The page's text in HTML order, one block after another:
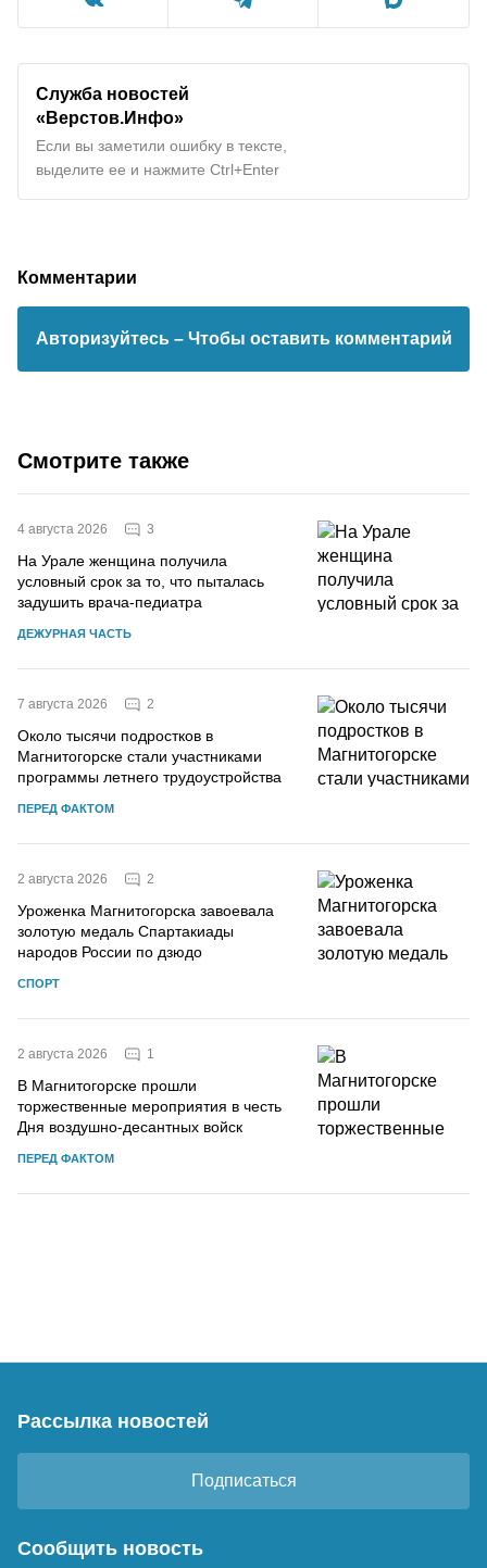
Служба новостей
«Верстов.Инфо»
Если вы заметили ошибку в тексте,
выделите ее и нажмите Ctrl+Enter
Комментарии
Авторизуйтесь – Чтобы оставить комментарий
Смотрите также
4 августа 2026 3
На Урале женщина получила
условный срок за то, что пыталась
задушить врача-педиатра
ДЕЖУРНАЯ ЧАСТЬ
7 августа 2026 2
Около тысячи подростков в
Магнитогорске стали участниками
программы летнего трудоустройства
ПЕРЕД ФАКТОМ
2 августа 2026 2
Уроженка Магнитогорска завоевала
золотую медаль Спартакиады
народов России по дзюдо
СПОРТ
2 августа 2026 1
В Магнитогорске прошли
торжественные мероприятия в честь
Дня воздушно-десантных войск
ПЕРЕД ФАКТОМ
Рассылка новостей
Подписаться
Сообщить новость